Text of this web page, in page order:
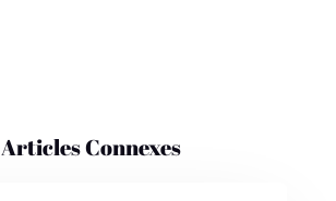
Articles Connexes